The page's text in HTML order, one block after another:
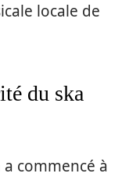
locale de
du ska
commencé à